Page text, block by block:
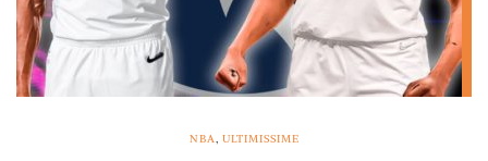
NBA, ULTIMISSIME